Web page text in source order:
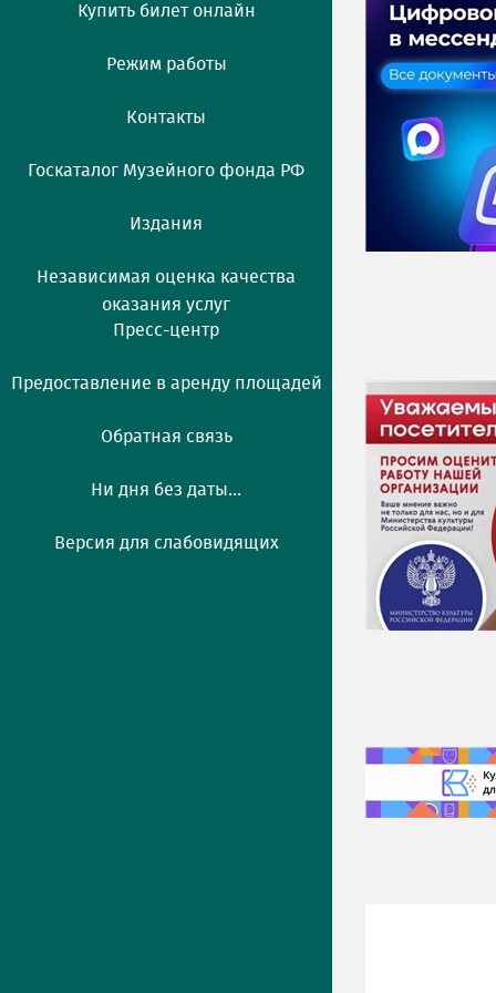
Купить билет онлайн
Режим работы
Контакты
Госкаталог Музейного фонда РФ
Издания
Независимая оценка качества
оказания услуг
Пресс-центр
Предоставление в аренду площадей
Обратная связь
Ни дня без даты...
Версия для слабовидящих